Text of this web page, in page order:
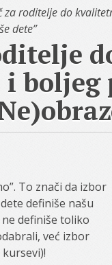
roditelje do
dete”
boljeg
To znači da izbor
definiše našu
definiše toliko
već izbor